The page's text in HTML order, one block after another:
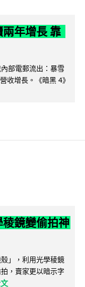
年增長 靠
部電郵流出：暴雪
收增長。《暗黑 4》
鏡變偷拍神
」，利用光學稜鏡
，賣家更以暗示字